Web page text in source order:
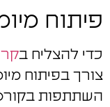
פיתוח
כדי להצליח ב
צורך בפיתוח
השתתפות